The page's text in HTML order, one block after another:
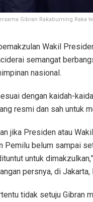
Gibran Rakabuming Raka
Wakil
semangat
nasional.
dengan kaidah-
resmi dan sah untuk
jika Presiden atau
Pemilu belum sampai
untuk
persnya, di
tidak setuju Gibran